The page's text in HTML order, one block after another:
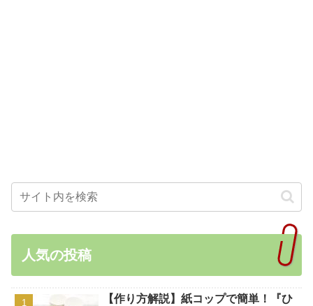
人気の投稿
【作り方解説】紙コップで簡単！『ひ